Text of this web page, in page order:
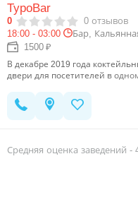
TypoBar
0 0 отзывов
18:00 - 03:00
Бар,
1500 ₽
В декабре 2019 года
двери для посетителей в
являющемся памятником
культурного наследия
демократичному принципу:
Средняя оценка заведений -